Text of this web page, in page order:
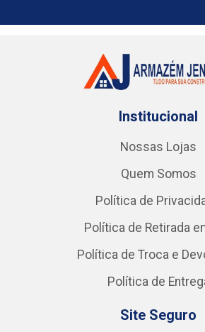
Institucional
Nossas Lojas
Quem Somos
Política de
Política de Retirada
Política de Troca e
Política de
Site Seguro